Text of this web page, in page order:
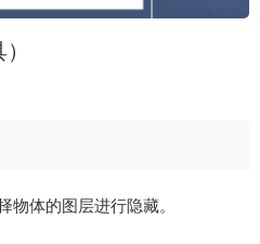
物体的图层进行隐藏。